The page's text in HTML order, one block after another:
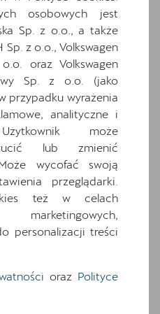
wersjiLeon. Zapoznaj
jego wyposażenia. O
dealera.
i pakiety
dotykowy
GARBI
(2 przednie, 2
poduszka
kierowaniem i
osobowych jest
Sp. z o.o., a także
Sp. z o.o., Volkswagen
oraz Volkswagen
Sp. z o.o. (jako
przypadku wyrażenia
analityczne i
może
lub zmienić
wycofać swoją
przeglądarki.
też w celach
personalizacji treści
oraz Polityce